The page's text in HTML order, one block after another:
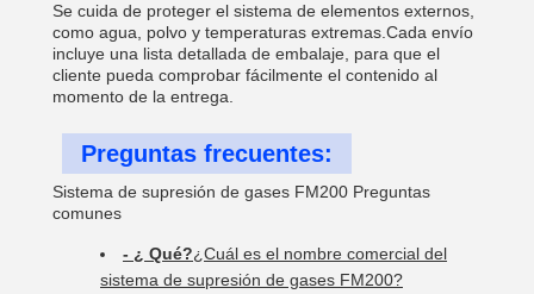
Se cuida de proteger el sistema de elementos externos,
como agua, polvo y temperaturas extremas.Cada envío
incluye una lista detallada de embalaje, para que el
cliente pueda comprobar fácilmente el contenido al
momento de la entrega.
Preguntas frecuentes:
Sistema de supresión de gases FM200 Preguntas
comunes
- ¿ Qué?¿Cuál es el nombre comercial del
sistema de supresión de gases FM200?